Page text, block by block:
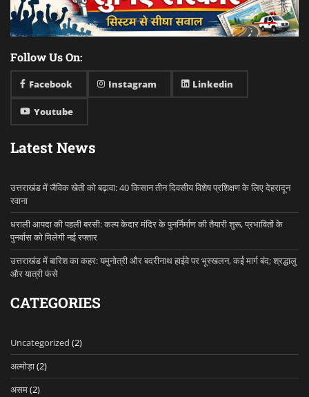
Follow Us On:
Facebook Instagram Linkedin
Youtube
Latest News
उत्तराखंड में जैविक खेती को बढ़ावा: 40 किसान तीन दिवसीय विशेष प्रशिक्षण के लिए देहरादून
रवाना
धराली आपदा की पहली बरसी: कल्प केदार मंदिर के पुनर्निर्माण की तैयारी शुरू, प्रभावितों के
पुनर्वास को मिलेगी नई रफ्तार
उत्तराखंड में बारिश का कहर: यमुनोत्री और बदरीनाथ हाईवे पर भूस्खलन, कई मार्ग बंद; श्रद्धालु
और यात्री फंसे
CATEGORIES
Uncategorized (2)
अल्मोड़ा(2)
असम(2)